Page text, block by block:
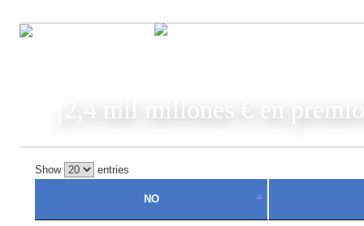
¡2,4 mil millones € en
Show entries
NO